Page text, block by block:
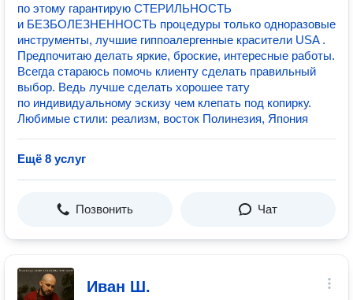
по этому гарантирую СТЕРИЛЬНОСТЬ
и БЕЗБОЛЕЗНЕННОСТЬ процедуры только одноразовые
инструменты, лучшие гиппоалергенные красители USA .
Предпочитаю делать яркие, броские, интересные работы.
Всегда стараюсь помочь клиенту сделать правильный
выбор. Ведь лучше сделать хорошее тату
по индивидуальному эскизу чем клепать под копирку.
Любимые стили: реализм, восток Полинезия, Япония
Ещё 8 услуг
Позвонить Чат
Иван Ш.